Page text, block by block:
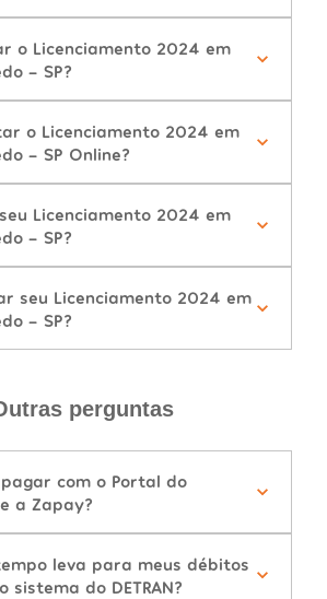
o Licenciamento 2024 em
- SP?
o Licenciamento 2024 em
- SP Online?
Licenciamento 2024 em
- SP?
seu Licenciamento 2024 em
- SP?
perguntas
pagar com o Portal do
a Zapay?
leva para meus débitos
sistema do DETRAN?